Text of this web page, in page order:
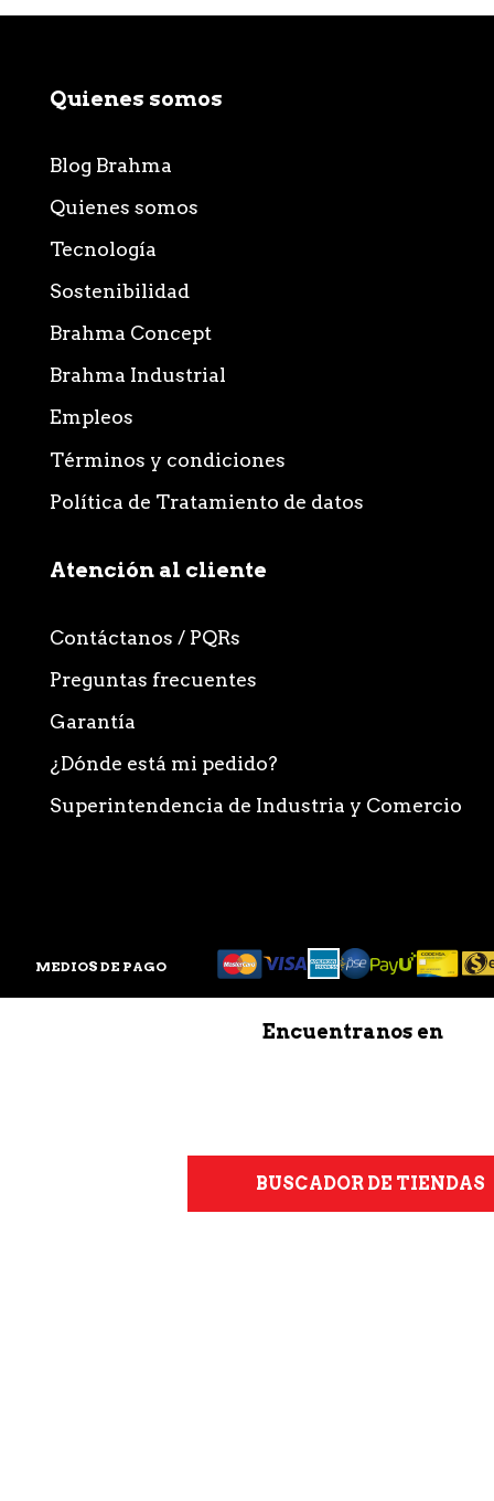
Quienes somos
Blog Brahma
Quienes somos
Tecnología
Sostenibilidad
Brahma Concept
Brahma Industrial
Empleos
Términos y condiciones
Política de Tratamiento de datos
Atención al cliente
Contáctanos / PQRs
Preguntas frecuentes
Garantía
¿Dónde está mi pedido?
Superintendencia de Industria y Comercio
Encuentranos en
BUSCADOR DE TIENDAS
MEDIOS DE PAGO